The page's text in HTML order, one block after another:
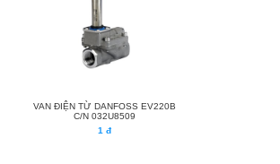
VAN ĐIỆN TỪ DANFOSS EV220B
C/N 032U8509
1 đ